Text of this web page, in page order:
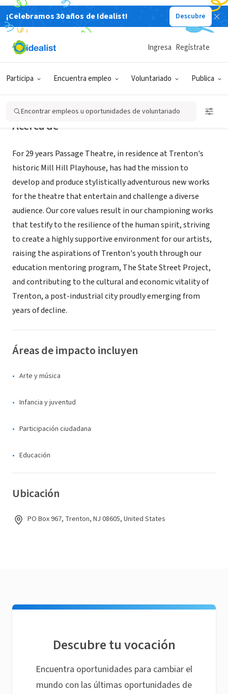
¡Celebramos 30 años de Idealist! Descubre
Participa Encuentra empleo Voluntariado Publica
Ingresa Regístrate
Encontrar empleos u oportunidades de voluntariado
ORGANIZACIÓN SIN FIN DE LUCRO
Passage Theatre
Acerca de
For 29 years Passage Theatre, in residence at Trenton's
historic Mill Hill Playhouse, has had the mission to
develop and produce stylistically adventurous new works
for the theatre that entertain and challenge a diverse
audience. Our core values result in our championing works
that testify to the resilience of the human spirit, striving
to create a highly supportive environment for our artists,
raising the aspirations of Trenton's youth through our
education mentoring program, The State Street Project,
and contributing to the cultural and economic vitality of
Trenton, a post-industrial city proudly emerging from
years of decline.
Áreas de impacto incluyen
Arte y música
Infancia y juventud
Participación ciudadana
Educación
Ubicación
PO Box 967, Trenton, NJ 08605, United States
Descubre tu vocación
Encuentra oportunidades para cambiar el
mundo con las últimas oportunidades de